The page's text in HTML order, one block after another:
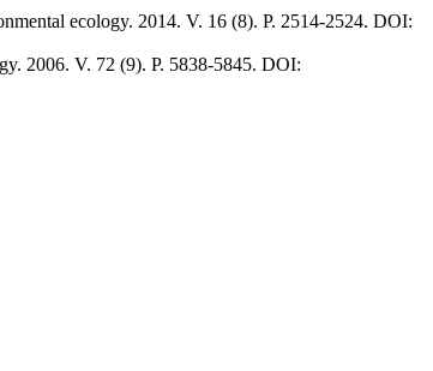
ecology. 2014. V. 16 (8). P. 2514-2524. DOI:
2006. V. 72 (9). P. 5838-5845. DOI: